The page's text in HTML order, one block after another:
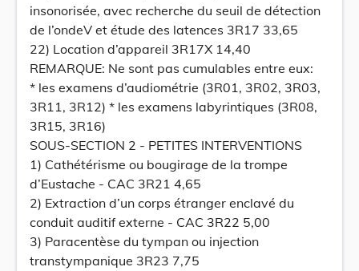
insonorisée, avec recherche du seuil de détection
de l’ondeV et étude des latences 3R17 33,65
22) Location d’appareil 3R17X 14,40
REMARQUE: Ne sont pas cumulables entre eux:
* les examens d’audiométrie (3R01, 3R02, 3R03,
3R11, 3R12) * les examens labyrintiques (3R08,
3R15, 3R16)
SOUS-SECTION 2 - PETITES INTERVENTIONS
1) Cathétérisme ou bougirage de la trompe
d’Eustache - CAC 3R21 4,65
2) Extraction d’un corps étranger enclavé du
conduit auditif externe - CAC 3R22 5,00
3) Paracentèse du tympan ou injection
transtympanique 3R23 7,75